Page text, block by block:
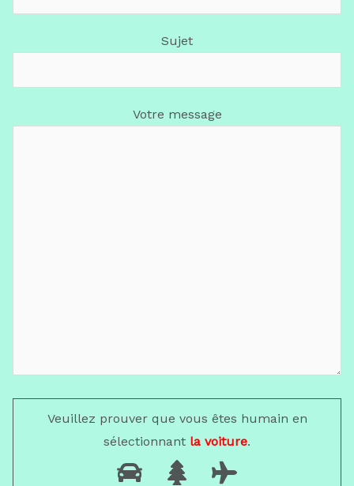
Sujet
Votre message
Veuillez prouver que vous êtes humain en
sélectionnant la voiture.